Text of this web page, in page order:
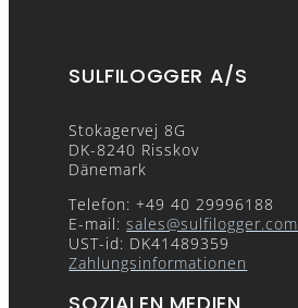
SULFILOGGER A/S
Stokagervej 8G
DK-8240 Risskov
Dänemark
Telefon: +49 40 29996188
E-mail:sales@sulfilogger.com
UST-id: DK41489359
Zahlungsinformationen